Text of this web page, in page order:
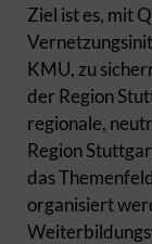
Ziel ist es, mit
KMU, zu
der Region
regionale,
Region
das
organisiert